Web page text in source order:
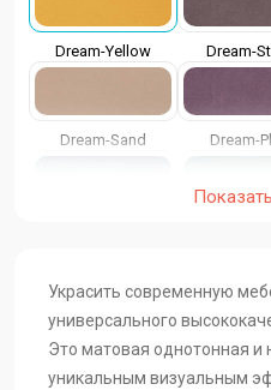
Dream-Yellow Dream-
Dream-Sand Dream-
Dream-Indigo Dream-
Украсить современную
универсального
Это матовая однотонная и
уникальным визуальным